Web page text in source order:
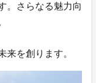
。さらなる魅力向
来を創ります。